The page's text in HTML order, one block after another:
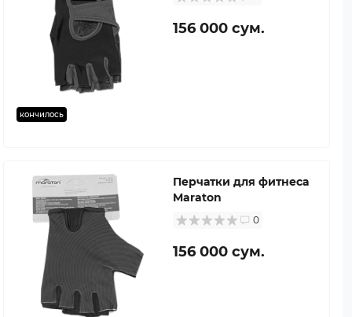
кончилось
156 000 сум.
Перчатки для фитнеса
Maraton
0
156 000 сум.